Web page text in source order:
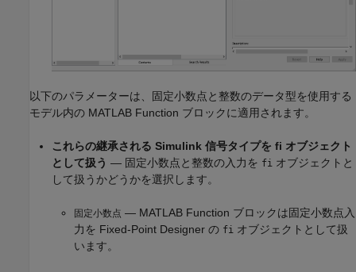
以下のパラメーターは、固定小数点と整数のデータ型を使用する
モデル内の MATLAB Function ブロックに適用されます。
これらの継承される Simulink 信号タイプを fi オブジェクト
として扱う — 固定小数点と整数の入力を fi オブジェクトと
して扱うかどうかを選択します。
固定小数点 — MATLAB Function ブロックは固定小数点入
力を Fixed-Point Designer の fi オブジェクトとして扱
います。